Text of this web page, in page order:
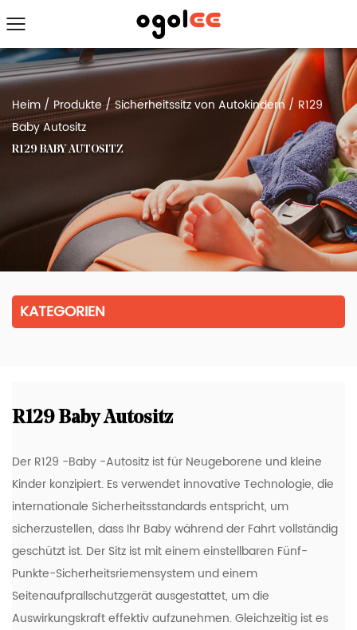
Heim / Produkte/Sicherheitssitz von Autokindern/ R129
Baby Autositz
R129 BABY AUTOSITZ
KATEGORIEN
R129 Baby Autositz
Der R129 -Baby -Autositz ist für Neugeborene und kleine
Kinder konzipiert. Es verwendet innovative Technologie, die
internationale Sicherheitsstandards entspricht, um
sicherzustellen, dass Ihr Baby während der Fahrt vollständig
geschützt ist. Der Sitz ist mit einem einstellbaren Fünf-
Punkte-Sicherheitsriemensystem und einem
Seitenaufprallschutzgerät ausgestattet, um die
Auswirkungskraft effektiv aufzunehmen. Gleichzeitig ist es